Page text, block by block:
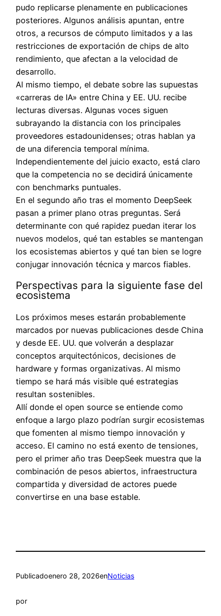
pudo replicarse plenamente en publicaciones
posteriores. Algunos análisis apuntan, entre
otros, a recursos de cómputo limitados y a las
restricciones de exportación de chips de alto
rendimiento, que afectan a la velocidad de
desarrollo.
Al mismo tiempo, el debate sobre las supuestas
«carreras de IA» entre China y EE. UU. recibe
lecturas diversas. Algunas voces siguen
subrayando la distancia con los principales
proveedores estadounidenses; otras hablan ya
de una diferencia temporal mínima.
Independientemente del juicio exacto, está claro
que la competencia no se decidirá únicamente
con benchmarks puntuales.
En el segundo año tras el momento DeepSeek
pasan a primer plano otras preguntas. Será
determinante con qué rapidez puedan iterar los
nuevos modelos, qué tan estables se mantengan
los ecosistemas abiertos y qué tan bien se logre
conjugar innovación técnica y marcos fiables.
Perspectivas para la siguiente fase del
ecosistema
Los próximos meses estarán probablemente
marcados por nuevas publicaciones desde China
y desde EE. UU. que volverán a desplazar
conceptos arquitectónicos, decisiones de
hardware y formas organizativas. Al mismo
tiempo se hará más visible qué estrategias
resultan sostenibles.
Allí donde el open source se entiende como
enfoque a largo plazo podrían surgir ecosistemas
que fomenten al mismo tiempo innovación y
acceso. El camino no está exento de tensiones,
pero el primer año tras DeepSeek muestra que la
combinación de pesos abiertos, infraestructura
compartida y diversidad de actores puede
convertirse en una base estable.
Publicadoenero 28, 2026enNoticias
por